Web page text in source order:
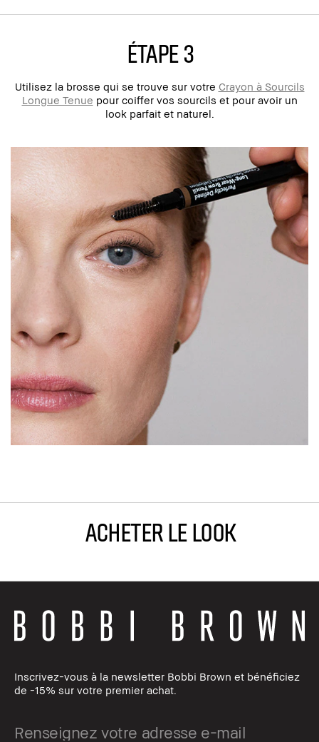
ÉTAPE 3
Utilisez la brosse qui se trouve sur votre Crayon à Sourcils
Longue Tenue pour coiffer vos sourcils et pour avoir un
look parfait et naturel.
ACHETER LE LOOK
Inscrivez-vous à la newsletter Bobbi Brown et bénéficiez
de -15% sur votre premier achat.